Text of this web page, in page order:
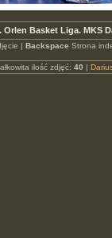
Orlen Basket Liga.
| Backspace Strona
ilość zdjęć: 40 |